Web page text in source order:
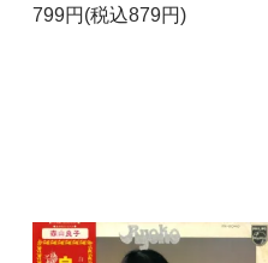
799円(税込879円)